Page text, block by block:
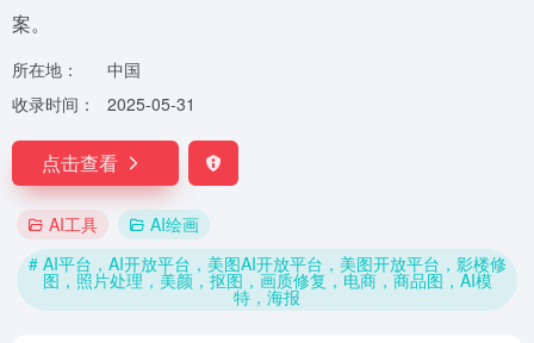
案。
所在地：
中国
收录时间：
2025-05-31
点击查看
AI工具
AI绘画
# AI平台，AI开放平台，美图AI开放平台，美图开放平台，影楼修
图，照片处理，美颜，抠图，画质修复，电商，商品图，AI模
特，海报